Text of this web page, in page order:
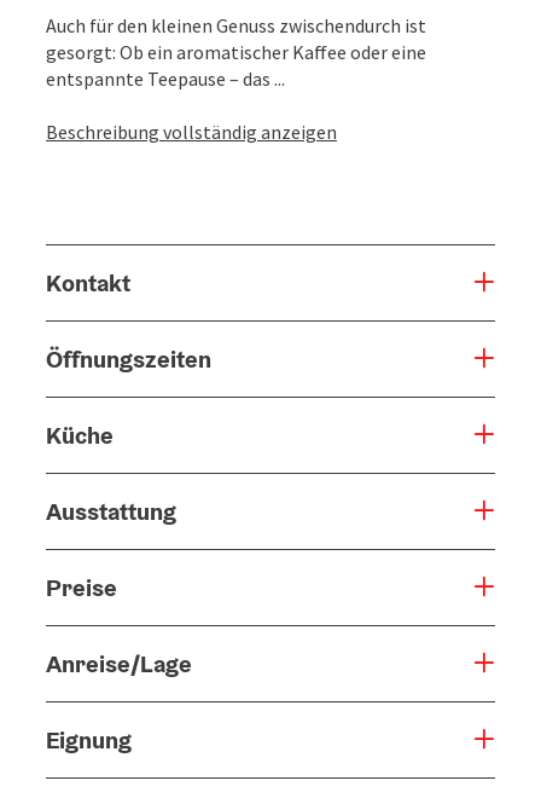
Auch für den kleinen Genuss zwischendurch ist
gesorgt: Ob ein aromatischer Kaffee oder eine
entspannte Teepause – das ...
Beschreibung vollständig anzeigen
Kontakt
Öffnungszeiten
Küche
Ausstattung
Preise
Anreise/Lage
Eignung